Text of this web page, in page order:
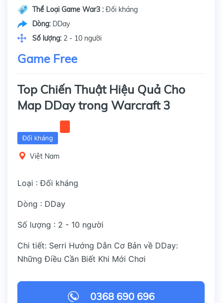
Thể Loại Game War3 : Đối kháng
Dòng: DDay
Số lượng: 2 - 10 người
Game Free
Top Chiến Thuật Hiệu Quả Cho
Map DDay trong Warcraft 3
Đối kháng
Việt Nam
Loại : Đối kháng
Dòng : DDay
Số lượng : 2 - 10 người
Chi tiết: Serri Hướng Dẫn Cơ Bản về DDay:
Những Điều Cần Biết Khi Mới Chơi
0368 690 696